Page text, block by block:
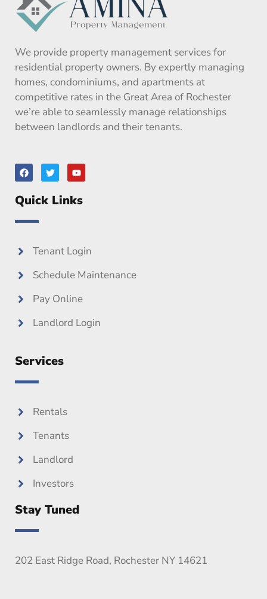
We provide property management services for
residential property owners. By expertly managing
homes, condominiums, and apartments at
competitive rates in the Great Area of Rochester
we’re able to seamlessly manage relationships
between landlords and their tenants.
F
a
c
e
b
o
T
w
i
Y
o
u
u
Quick Links
Tenant Login
Schedule Maintenance
Pay Online
Landlord Login
Services
Rentals
Tenants
Landlord
Investors
Stay Tuned
202 East Ridge Road, Rochester NY 14621